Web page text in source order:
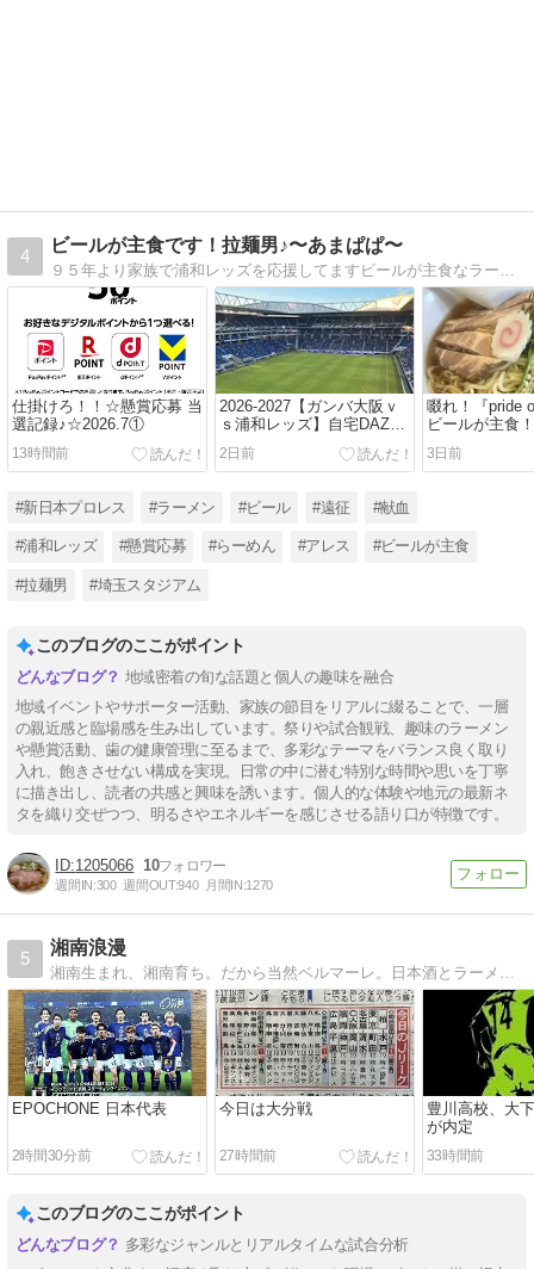
4
ビールが主食です！拉麺男♪〜あまぱぱ〜
９５年より家族で浦和レッズを応援してますビールが主食なラーメン大好き拉麺男です。
仕掛けろ！！☆懸賞応募 当
選記録♪☆2026.7①
13時間前
2026-2027【ガンバ大阪ｖ
ｓ浦和レッズ】自宅DAZN
観戦
2日前
啜れ！『pride
ビールが主食
ッチアップら
2026.7⑤
3日前
#新日本プロレス #ラーメン #ビール #遠征 #献血
#浦和レッズ #懸賞応募 #らーめん #アレス #ビールが主食
#拉麺男 #埼玉スタジアム
このブログのここがポイント
地域密着の旬な話題と個人の趣味を融合
地域イベントやサポーター活動、家族の節目をリアルに綴ることで、一層
の親近感と臨場感を生み出しています。祭りや試合観戦、趣味のラーメン
や懸賞活動、歯の健康管理に至るまで、多彩なテーマをバランス良く取り
入れ、飽きさせない構成を実現。日常の中に潜む特別な時間や思いを丁寧
に描き出し、読者の共感と興味を誘います。個人的な体験や地元の最新ネ
タを織り交ぜつつ、明るさやエネルギーを感じさせる語り口が特徴です。
1205066 10
週間IN:300 週間OUT:940 月間IN:1270
5
湘南浪漫
湘南生まれ、湘南育ち。だから当然ベルマーレ。日本酒とラーメンとサッカーがあれば、後は何もいりません。蹴球中毒者の日々徒然と。最後まで、最後まで!!!
EPOCHONE 日本代表
2時間30分前
今日は大分戦
27時間前
豊川高校、大
が内定
33時間前
このブログのここがポイント
多彩なジャンルとリアルタイムな試合分析